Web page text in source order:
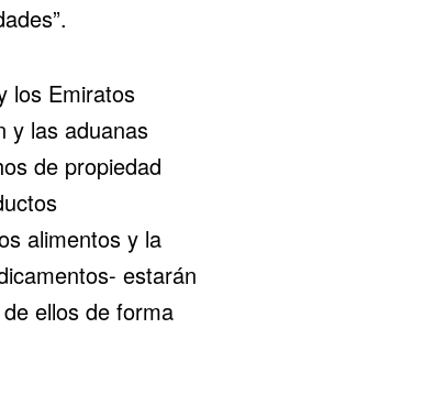
los Emiratos
y las aduanas
de propiedad
alimentos y la
estarán
ellos de forma